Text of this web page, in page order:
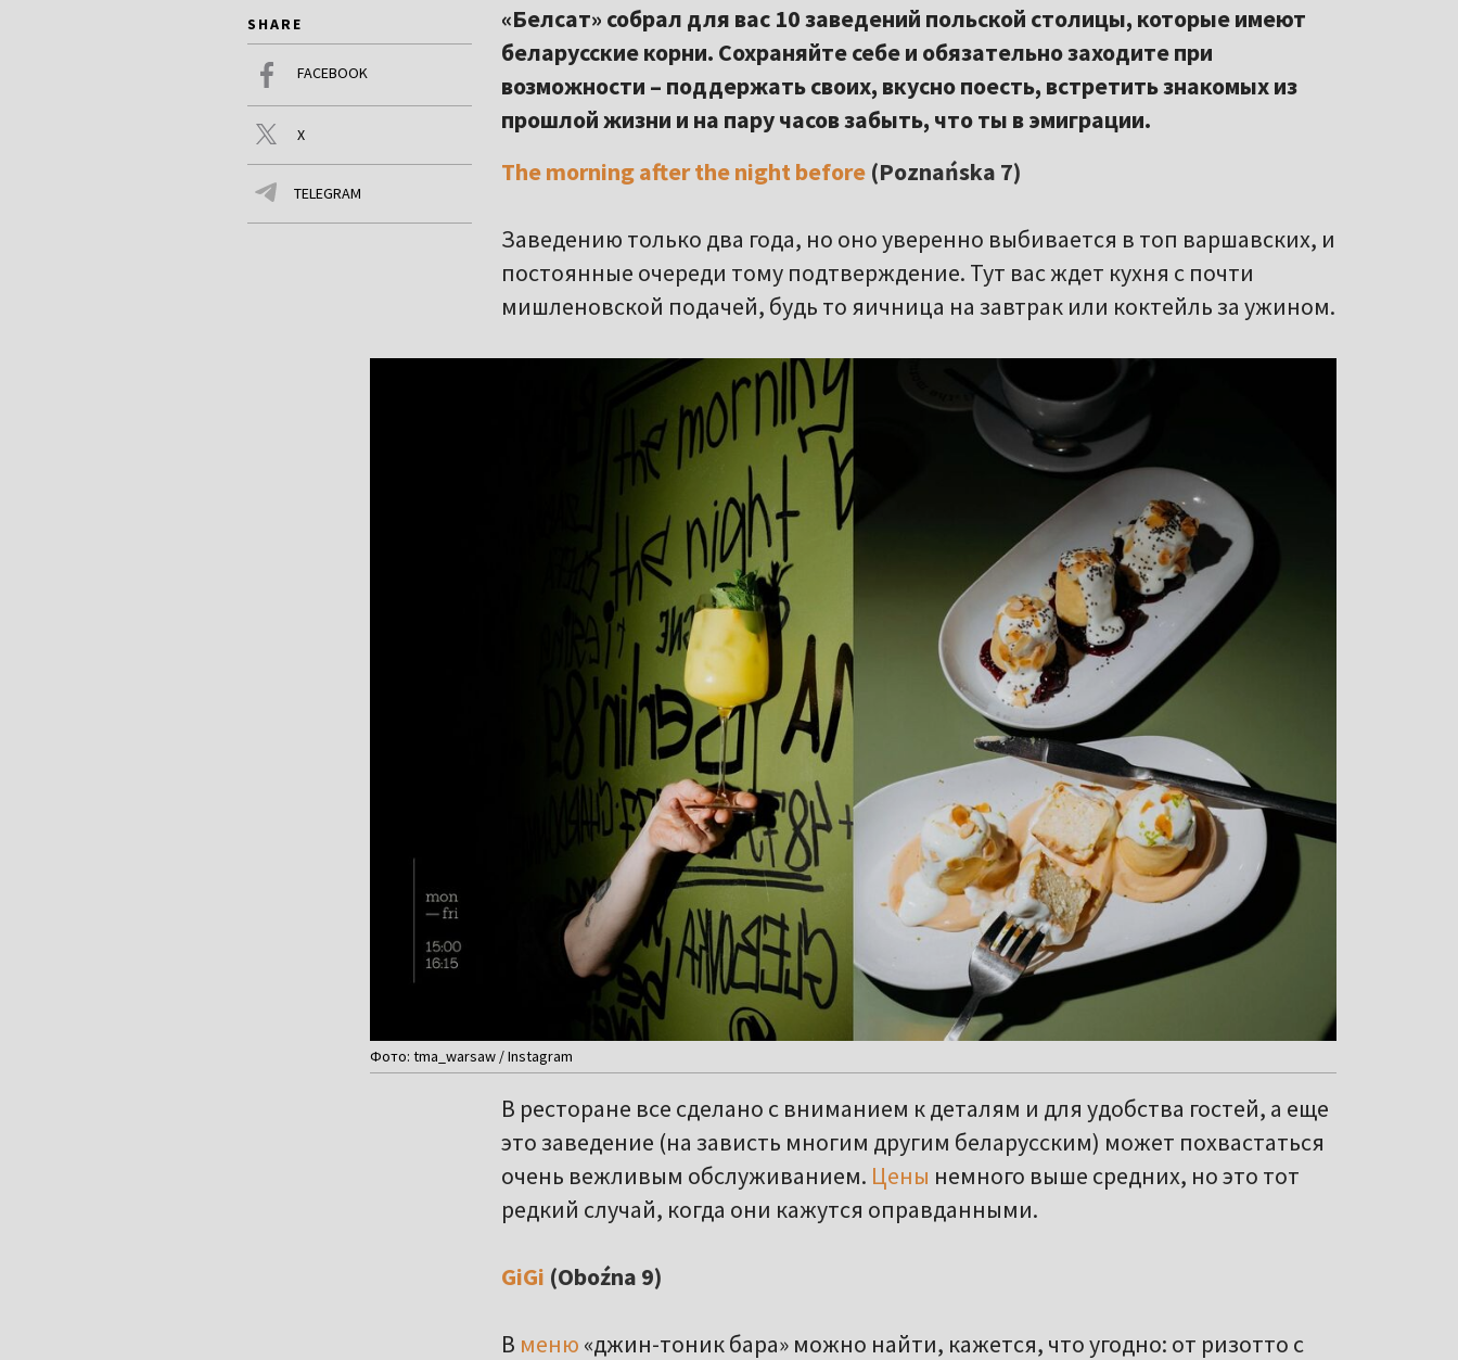
SHARE
FACEBOOK
X
TELEGRAM
«Белсат» собрал для вас 10 заведений польской столицы, которые имеют
беларусские корни. Сохраняйте себе и обязательно заходите при
возможности – поддержать своих, вкусно поесть, встретить знакомых из
прошлой жизни и на пару часов забыть, что ты в эмиграции.
The morning after the night before (Poznańska 7)
Заведению только два года, но оно уверенно выбивается в топ варшавских, и
постоянные очереди тому подтверждение. Тут вас ждет кухня с почти
мишленовской подачей, будь то яичница на завтрак или коктейль за ужином.
Фото: tma_warsaw / Instagram
В ресторане все сделано с вниманием к деталям и для удобства гостей, а еще
это заведение (на зависть многим другим беларусским) может похвастаться
очень вежливым обслуживанием. Цены немного выше средних, но это тот
редкий случай, когда они кажутся оправданными.
GiGi (Oboźna 9)
В меню «джин-тоник бара» можно найти, кажется, что угодно: от ризотто с